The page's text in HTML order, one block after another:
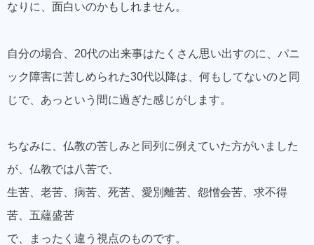
なりに、面白いのかもしれません。
自分の場合、20代の出来事はたくさん思い出すのに、パニ
ック障害に苦しめられた30代以降は、何もしてないのと同
じで、あっという間に過ぎた感じがします。
ちなみに、仏教の苦しみと同列に例えていた方がいました
が、仏教では八苦で、
生苦、老苦、病苦、死苦、愛別離苦、怨憎会苦、求不得
苦、五蘊盛苦
で、まったく違う視点のものです。